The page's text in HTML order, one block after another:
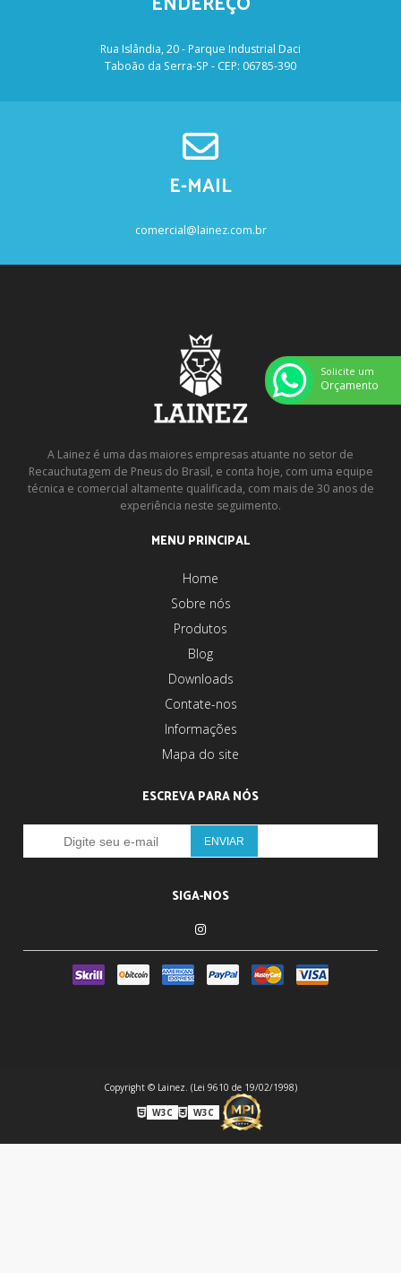
Rua Islândia, 20 - Parque Industrial Daci
Taboão da Serra-SP - CEP: 06785-390
E-MAIL
comercial@lainez.com.br
A Lainez é uma das maiores empresas atuante no setor de
Recauchutagem de Pneus do Brasil, e conta hoje, com uma equipe
técnica e comercial altamente qualificada, com mais de 30 anos de
experiência neste seguimento.
MENU PRINCIPAL
Home
Sobre nós
Produtos
Blog
Downloads
Contate-nos
Informações
Mapa do site
ESCREVA PARA NÓS
SIGA-NOS
Copyright © Lainez. (Lei 9610 de 19/02/1998)
W3C
W3C
Solicite um
Orçamento